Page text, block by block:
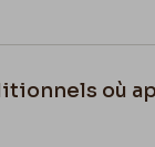
où